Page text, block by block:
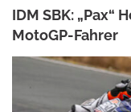
IDM SBK: „Pax“
MotoGP-Fahrer
ANKE WIECZOREK